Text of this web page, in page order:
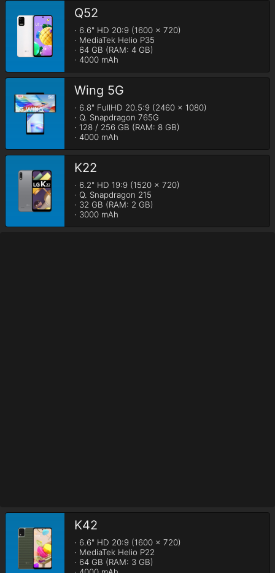
Q52
· 6.6" HD 20:9 (1600 x 720)
· MediaTek Helio P35
· 64 GB (RAM: 4 GB)
· 4000 mAh
Wing 5G
· 6.8" FullHD 20.5:9 (2460 x 1080)
· Q. Snapdragon 765G
· 128 / 256 GB (RAM: 8 GB)
· 4000 mAh
K22
· 6.2" HD 19:9 (1520 x 720)
· Q. Snapdragon 215
· 32 GB (RAM: 2 GB)
· 3000 mAh
K42
· 6.6" HD 20:9 (1600 x 720)
· MediaTek Helio P22
· 64 GB (RAM: 3 GB)